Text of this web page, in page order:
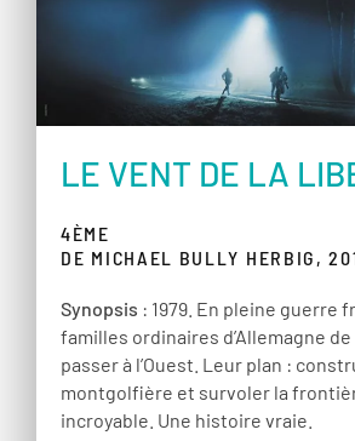
LE VENT DE LA
4ÈME
DE MICHAEL BULLY HERBIG,
Synopsis : 1979. En pleine guerre
familles ordinaires d’Allemagne de
passer à l’Ouest. Leur plan :
montgolfière et survoler la
incroyable. Une histoire vraie.